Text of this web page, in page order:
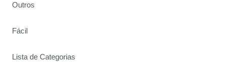
Outros
Fácil
Lista de Categorias